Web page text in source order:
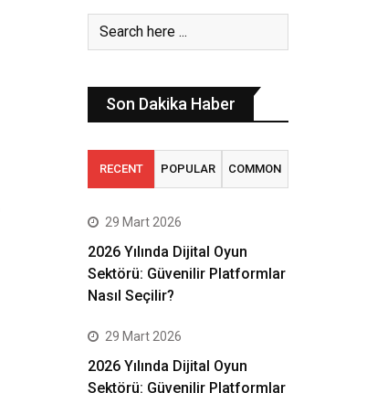
Son Dakika Haber
RECENT POPULAR COMMON
29 Mart 2026
2026 Yılında Dijital Oyun
Sektörü: Güvenilir Platformlar
Nasıl Seçilir?
29 Mart 2026
2026 Yılında Dijital Oyun
Sektörü: Güvenilir Platformlar